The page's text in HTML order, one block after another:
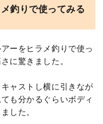
釣りで使ってみる
ーをヒラメ釣りで使っ
に驚きました。
ャストし横に引きなが
も分かるぐらいボディ
した。